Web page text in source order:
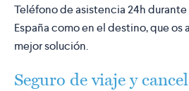
Teléfono de asistencia 24h
España como en el destino, que os
mejor solución.
Seguro de viaje y